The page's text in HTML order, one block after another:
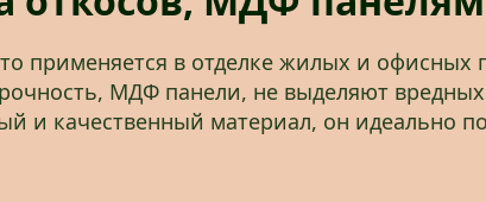
применяется в отделке жилых и
МДФ панели, не выделяют
и качественный материал, он идеально